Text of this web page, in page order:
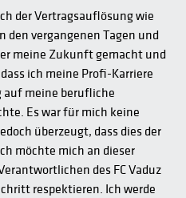
der Vertragsauflösung wie
den vergangenen Tagen und
meine Zukunft gemacht und
ich meine Profi-Karriere
meine berufliche
Es war für mich keine
überzeugt, dass dies der
möchte mich an dieser
des FC Vaduz
respektieren. Ich werde